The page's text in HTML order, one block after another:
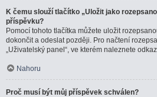
K čemu slouží tlačítko „Uložit jako
příspěvku?
Pomocí tohoto tlačítka můžete uložit
dokončit a odeslat později. Pro načtení
„Uživatelský panel“, ve kterém naleznete
Nahoru
Proč musí být můj příspěvek schválen?